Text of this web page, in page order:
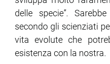
delle specie”.
secondo gli scienziati
vita evolute che
esistenza con la nostra.